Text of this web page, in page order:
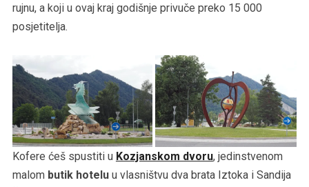
rujnu, a koji u ovaj kraj godišnje privuče preko 15 000
posjetitelja.
Kofere ćeš spustiti u Kozjanskom dvoru, jedinstvenom
malom butik hoteluu vlasništvu dva brata Iztoka i Sandija